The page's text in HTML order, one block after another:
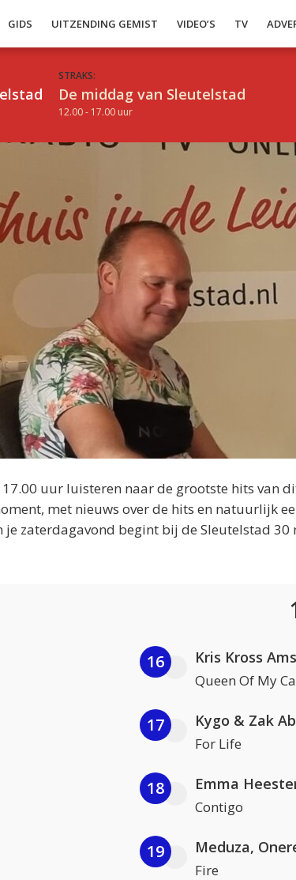
GIDS UITZENDING GEMIST VIDEO’S TV
STRAKS:
De middag van Sleutelstad
12.00 - 17.00 uur
uur luisteren naar de grootste hits van
met nieuws over de hits en natuurlijk
zaterdagavond begint bij de Sleutelstad 30
16 Kris Kross
Queen Of My
17 Kygo & Zak
For Life
18 Emma
Contigo
19 Meduza,
Fire